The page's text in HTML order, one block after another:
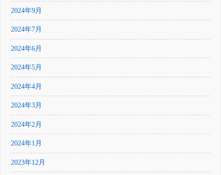
2024年9月
2024年7月
2024年6月
2024年5月
2024年4月
2024年3月
2024年2月
2024年1月
2023年12月